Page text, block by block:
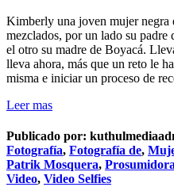
Kimberly una joven mujer negra
mezclados, por un lado su
el otro su madre de Boyacá.
lleva ahora, más que un reto le
misma e iniciar un proceso de
Leer mas
Publicado por:
Fotografía, Fotografía de,
Patrik Mosquera,
Video, Video Selfies